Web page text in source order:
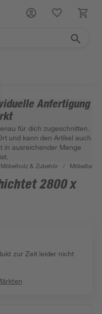
Anfertigung
für dich zugeschnitten.
und kann den Artikel auch
in ausreichender Menge
Möbelholz & Zubehör /
2800 x
zur Zeit leider nicht